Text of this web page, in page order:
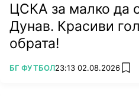
ЦСКА за малко да
Дунав. Красиви
обрата!
ПОВЕЧЕ ОТ
БГ ФУТБОЛ23:13 02.08.2026